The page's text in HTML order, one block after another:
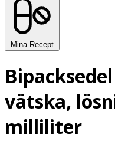
Mina Recept
vätska,
milliliter